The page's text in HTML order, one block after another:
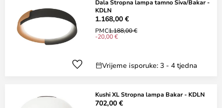
Dala Stropna lampa tamno Siva/Bakar -
KDLN
1.168,00 €
PMC1.188,00 €
-20,00 €
Vrijeme isporuke: 3 - 4 tjedna
Kushi XL Stropna lampa Bakar - KDLN
702,00 €